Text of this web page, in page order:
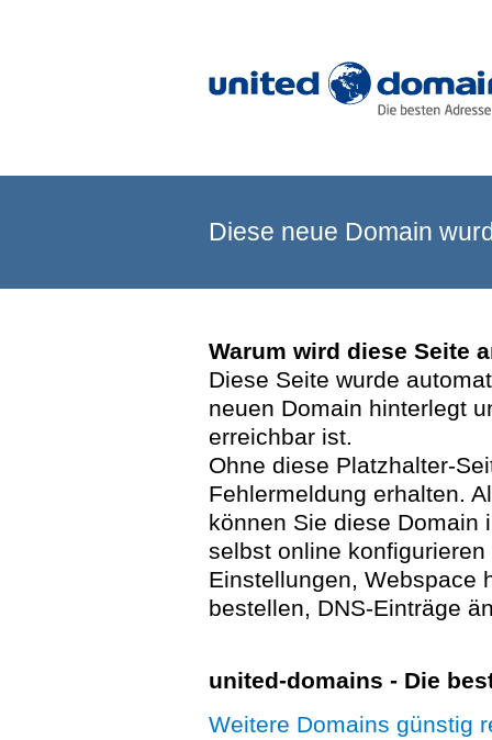
Diese neue Domain
Warum wird diese Seite
Diese Seite wurde
neuen Domain hinterlegt
erreichbar ist.
Ohne diese Platzhalter-
Fehlermeldung erhalten.
können Sie diese Domain
selbst online
Einstellungen, Webspace
bestellen, DNS-Einträge
united-domains - Die
Weitere Domains günstig